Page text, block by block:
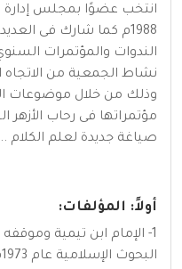
انتخب عضوًا بمجلس إدارة
1988م كما شارك فى
الندوات والمؤتمرات
نشاط الجمعية من الاتجاه
وذلك من خلال موضوعات
مؤتمراتها فى رحاب
صياغة جديدة لعلم الكلام
أولاً: المؤلفات:
1- الإمام ابن تيمية